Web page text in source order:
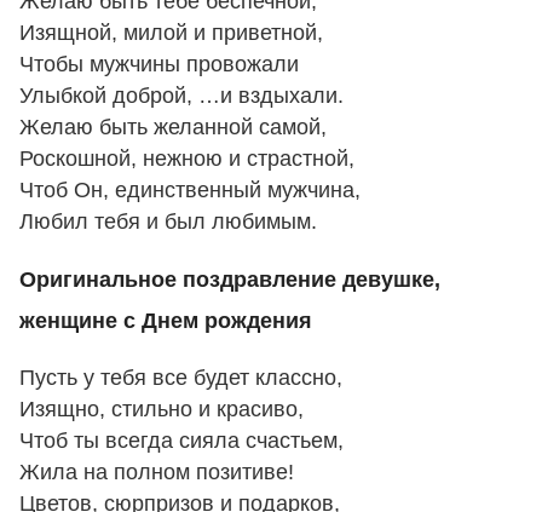
Изящной, милой и приветной,
Чтобы мужчины провожали
Улыбкой доброй, …и вздыхали.
Желаю быть желанной самой,
Роскошной, нежною и страстной,
Чтоб Он, единственный мужчина,
Любил тебя и был любимым.
Оригинальное поздравление девушке,
женщине с Днем рождения
Пусть у тебя все будет классно,
Изящно, стильно и красиво,
Чтоб ты всегда сияла счастьем,
Жила на полном позитиве!
Цветов, сюрпризов и подарков,